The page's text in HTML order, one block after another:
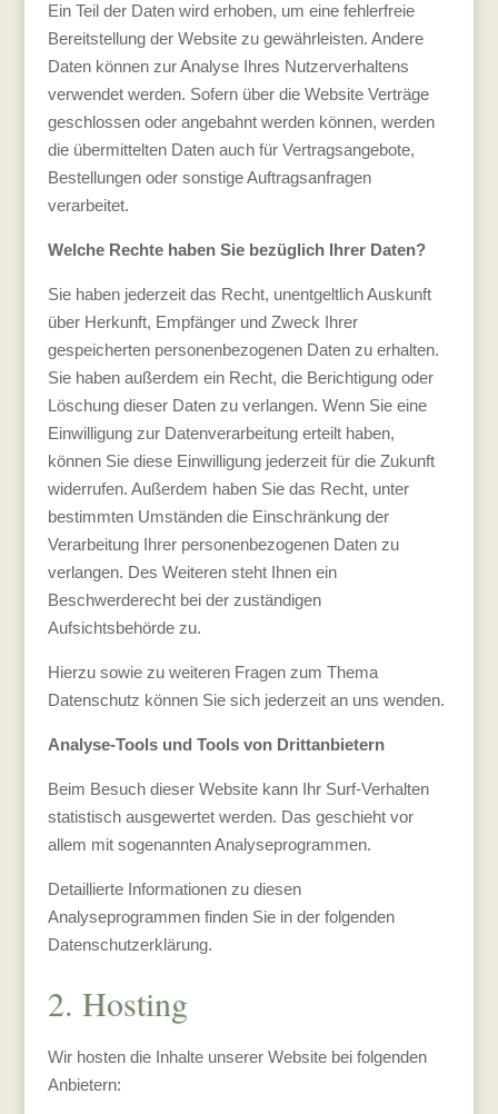
Ein Teil der Daten wird erhoben, um eine fehlerfreie
Bereitstellung der Website zu gewährleisten. Andere
Daten können zur Analyse Ihres Nutzerverhaltens
verwendet werden. Sofern über die Website Verträge
geschlossen oder angebahnt werden können, werden
die übermittelten Daten auch für Vertragsangebote,
Bestellungen oder sonstige Auftragsanfragen
verarbeitet.
Welche Rechte haben Sie bezüglich Ihrer Daten?
Sie haben jederzeit das Recht, unentgeltlich Auskunft
über Herkunft, Empfänger und Zweck Ihrer
gespeicherten personenbezogenen Daten zu erhalten.
Sie haben außerdem ein Recht, die Berichtigung oder
Löschung dieser Daten zu verlangen. Wenn Sie eine
Einwilligung zur Datenverarbeitung erteilt haben,
können Sie diese Einwilligung jederzeit für die Zukunft
widerrufen. Außerdem haben Sie das Recht, unter
bestimmten Umständen die Einschränkung der
Verarbeitung Ihrer personenbezogenen Daten zu
verlangen. Des Weiteren steht Ihnen ein
Beschwerderecht bei der zuständigen
Aufsichtsbehörde zu.
Hierzu sowie zu weiteren Fragen zum Thema
Datenschutz können Sie sich jederzeit an uns wenden.
Analyse-Tools und Tools von Dritt­anbietern
Beim Besuch dieser Website kann Ihr Surf-Verhalten
statistisch ausgewertet werden. Das geschieht vor
allem mit sogenannten Analyseprogrammen.
Detaillierte Informationen zu diesen
Analyseprogrammen finden Sie in der folgenden
Datenschutzerklärung.
2. Hosting
Wir hosten die Inhalte unserer Website bei folgenden
Anbietern: